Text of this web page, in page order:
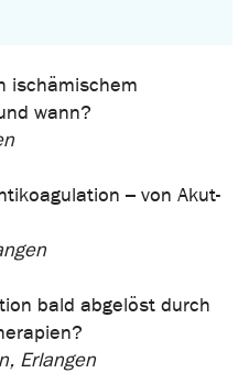
ischämischem
wann?
– von Akut-
bald abgelöst durch
Erlangen